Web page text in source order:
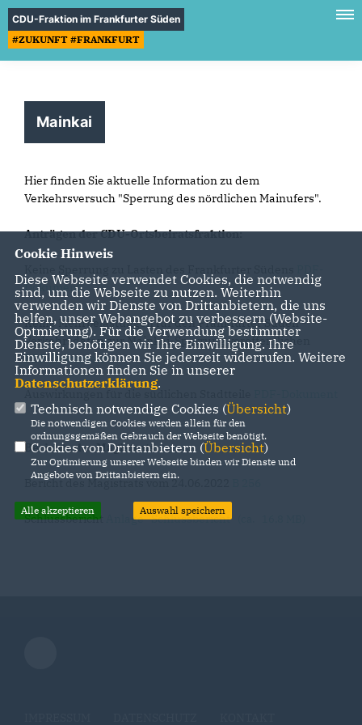
CDU-Fraktion im Frankfurter Süden
#ZUKUNFT #FRANKFURT
Mainkai
Hier finden Sie aktuelle Information zu dem
Verkehrsversuch "Sperrung des nördlichen Mainufers".
Anträgen der CDU-Ortsbeiratsfraktion:
Dokument
Keine Mehrbelastungen für den Frankfurter Süden -
Verkehrsdaten zurMainkai-Sperrungveröffentlichen
PDF-Dokument
Auswirkungen für die südlichen Stadtteile
Berichte des Magistrats:
Bericht des Magistrats vom 24.06.2022
Schlussbericht Anlage Schlussbericht
Cookie Hinweis
Diese Webseite verwendet Cookies, die notwendig
sind, um die Webseite zu nutzen. Weiterhin
verwenden wir Dienste von Drittanbietern, die uns
helfen, unser Webangebot zu verbessern (Website-
Optmierung). Für die Verwendung bestimmter
Dienste, benötigen wir Ihre Einwilligung. Ihre
Einwilligung können Sie jederzeit widerrufen. Weitere
Informationen finden Sie in unserer
Datenschutzerklärung.
Technisch notwendige Cookies (Übersicht)
Die notwendigen Cookies werden allein für den
ordnungsgemäßen Gebrauch der Webseite benötigt.
Cookies von Drittanbietern (Übersicht)
Zur Optimierung unserer Webseite binden wir Dienste und
Angebote von Drittanbietern ein.
Alle akzeptieren Auswahl speichern